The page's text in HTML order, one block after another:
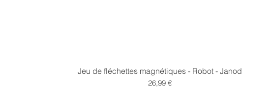
Aperçu rapide
Jeu de fléchettes magnétiques - Robot - Janod
Prix
26,99 €